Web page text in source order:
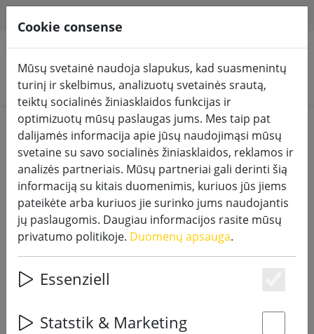
Ieškoti produktų
Home Priedai
"SmartFlame 12" įkraunamų
arbatžolių įkrovimo plokštė
Cookie consense
Mūsų svetainė naudoja slapukus, kad suasmenintų
turinį ir skelbimus, analizuotų svetainės srautą,
teiktų socialinės žiniasklaidos funkcijas ir
optimizuotų mūsų paslaugas jums. Mes taip pat
dalijamės informacija apie jūsų naudojimąsi mūsų
svetaine su savo socialinės žiniasklaidos, reklamos ir
analizės partneriais. Mūsų partneriai gali derinti šią
informaciją su kitais duomenimis, kuriuos jūs jiems
pateikėte arba kuriuos jie surinko jums naudojantis
jų paslaugomis. Daugiau informacijos rasite mūsų
privatumo politikoje. Duomenų apsauga.
Essenziell
Statstik & Marketing